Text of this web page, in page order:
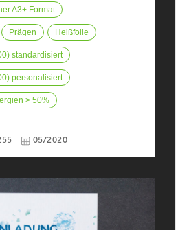
A3+ Format
Prägen Heißfolie
standardisiert
personalisiert
> 50%
05/2020